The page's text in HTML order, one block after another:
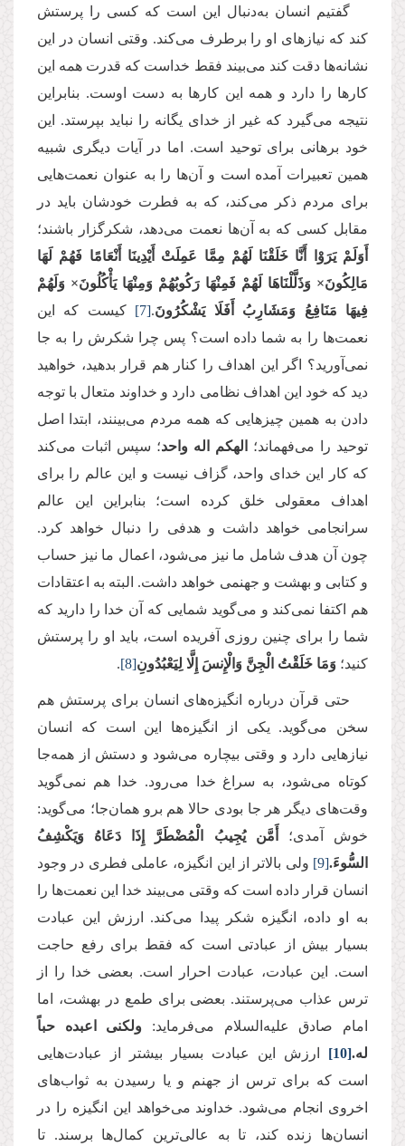
گفتیم انسان به‌دنبال این است که کسی را پرستش
کند که نیازهای او را برطرف می‌کند. وقتی انسان در این
نشانه‌ها دقت کند می‌بیند فقط خداست که قدرت همه این
کارها را دارد و همه این کار‌ها به دست اوست. بنابراین
نتیجه می‌گیرد که غیر از خدای یگانه را نباید بپرستد. این
خود برهانی برای توحید است. اما در آیات دیگری شبیه
همین تعبیرات آمده است و آن‌ها را به عنوان نعمت‌هایی
برای مردم ذکر می‌کند، که به فطرت خودشان باید در
مقابل کسی که به آن‌ها نعمت می‌دهد، شکرگزار باشند؛
أَوَلَمْ یَرَوْا أَنَّا خَلَقْنَا لَهُمْ مِمَّا عَمِلَتْ أَیْدِینَا أَنْعَامًا فَهُمْ لَهَا
مَالِكُونَ× وَذَلَّلْنَاهَا لَهُمْ فَمِنْهَا رَكُوبُهُمْ وَمِنْهَا یَأْكُلُونَ× وَلَهُمْ
فِیهَا مَنَافِعُ وَمَشَارِبُ أَفَلَا یَشْكُرُونَ.
[7] کیست که این
نعمت‌ها را به شما داده است؟ پس چرا شکرش را به جا
نمی‌آورید؟ اگر این اهداف را کنار هم قرار بدهید، خواهید
دید که خود این اهداف نظامی دارد و خداوند متعال با توجه
دادن به همین چیزهایی که همه مردم می‌بینند، ابتدا اصل
توحید را می‌فهماند؛
الهکم اله واحد؛ سپس اثبات می‌کند
که کار این خدای واحد، گزاف نیست و این‌ عالم را برای
اهداف معقولی خلق کرده است؛ بنابراین این عالم
سرانجامی خواهد داشت و هدفی را دنبال خواهد کرد.
چون آن هدف شامل ما نیز می‌شود، اعمال ما نیز حساب
و کتابی و بهشت و جهنمی خواهد داشت. البته به اعتقادات
هم اکتفا نمی‌کند و می‌گوید شمایی که آن خدا را دارید که
شما را برای چنین روزی آفریده است، باید او را پرستش
کنید؛ وَمَا خَلَقْتُ الْجِنَّ وَالْإِنسَ إِلَّا لِیَعْبُدُونِ[8]
.
حتى قرآن درباره انگیزه‌های انسان برای پرستش هم
سخن می‌گوید. یکی از انگیزه‌ها این است که انسان
نیازهایی دارد و وقتی بیچاره می‌شود و دستش از همه‌جا
کوتاه می‌شود، به سراغ خدا می‌رود. خدا هم نمی‌گوید
وقت‌های دیگر هر جا بودی حالا هم برو همان‌جا؛ می‌گوید:
خوش آمدی؛
أَمَّن یُجِیبُ الْمُضْطَرَّ إِذَا دَعَاهُ
وَیَكْشِفُ
السُّوءَ.[9] ولی بالاتر از این انگیزه، عاملی فطری در وجود
انسان قرار داده است که وقتی می‌بیند خدا این نعمت‌ها را
به او داده، انگیزه شکر پیدا می‌کند. ارزش این عبادت
بسیار بیش از عبادتی است که فقط برای رفع حاجت
است. این عبادت، عبادت احرار است. بعضی خدا را از
ترس عذاب می‌پرستند. بعضی برای طمع در بهشت، اما
امام صادق علیه‌السلام می‌فرماید: ولکنی اعبده حباً
له.[10] ارزش این عبادت بسیار بیشتر از عبادت‌هایی
است که برای ترس از جهنم و یا رسیدن به ثواب‌های
اخروی انجام می‌شود. خداوند می‌خواهد این انگیزه را در
انسان‌ها زنده کند، تا به عالی‌ترین کمال‌ها برسند. تا